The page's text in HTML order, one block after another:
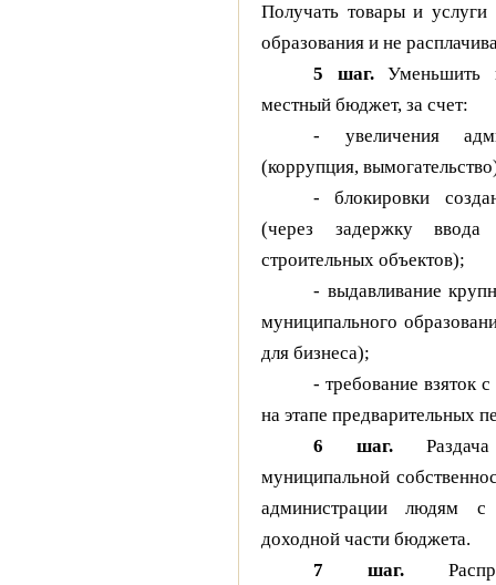
Получать товары и
образования и не
5 шаг.Уменьшить
местный бюджет, за счет:
- увеличения
(коррупция,
- блокировки
(через задержку
строительных объектов);
- выдавливание
муниципального
для бизнеса);
- требование взяток
на этапе предварительных
6 шаг.
муниципальной
администрации людям
доходной части бюджета.
7 шаг.